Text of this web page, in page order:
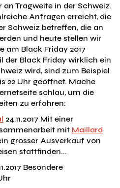
Tragweite in der Schweiz.
Anfragen erreicht, die
Schweiz betreffen, die an
und heute stellen wir
am Black Friday 2017
der Black Friday wirklich ein
wird, sind zum Beispiel
22 Uhr geöffnet. Mache
schlau, um die
zu erfahren:
24.11.2017 Mit einer
mit Maillard
grosser Ausverkauf von
stattfinden...
Besondere